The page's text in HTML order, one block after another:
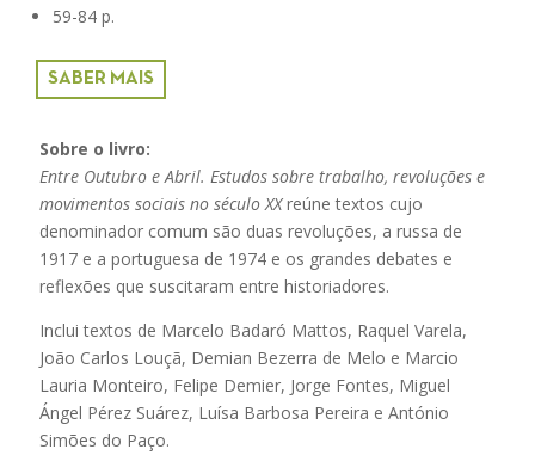
59-84 p.
SABER MAIS
Sobre o livro:
Entre Outubro e Abril. Estudos sobre trabalho, revoluções e
movimentos sociais no século XXreúne textos cujo
denominador comum são duas revoluções, a russa de
1917 e a portuguesa de 1974 e os grandes debates e
reflexões que suscitaram entre historiadores.
Inclui textos de Marcelo Badaró Mattos, Raquel Varela,
João Carlos Louçã, Demian Bezerra de Melo e Marcio
Lauria Monteiro, Felipe Demier, Jorge Fontes, Miguel
Ángel Pérez Suárez, Luísa Barbosa Pereira e António
Simões do Paço.